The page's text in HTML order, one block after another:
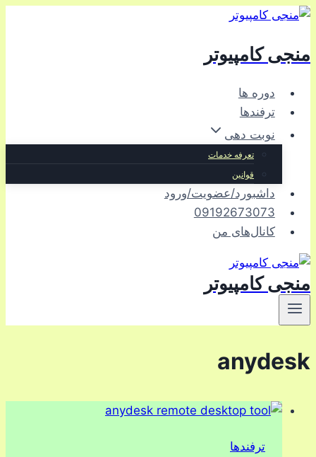
بازگشت
محتوا
منجی کامپیوتر
دوره ها
ترفندها
نوبت دهی
تعرفه خدمات
قوانین
داشبورد/عضویت/ورود
09192673073
کانال‌های من
منجی کامپیوتر
anydesk
ترفندها